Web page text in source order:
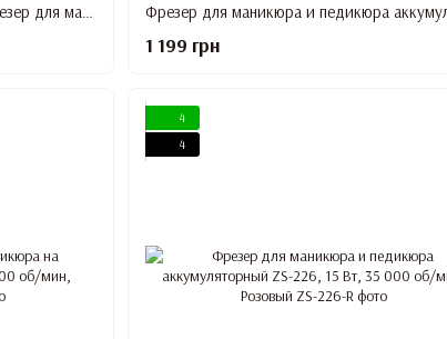
Портативный аккумуляторный фрезер для маникюра SG-701, 35 000 об/мин, 36 Вт, Белый
1 199 грн
4
4